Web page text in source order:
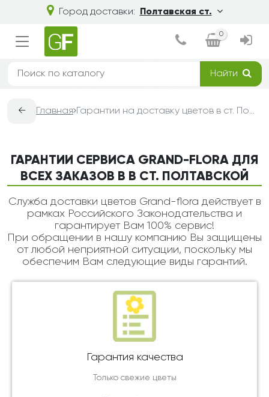
Город доставки: Полтавская ст.
0
Найти
← Главная Гарантии на доставку цветов в ст. Полтавской — Grand-Flora
ГАРАНТИИ СЕРВИСА GRAND-FLORA ДЛЯ
ВСЕХ ЗАКАЗОВ В В СТ. ПОЛТАВСКОЙ
Служба доставки цветов Grand-flora действует в
рамках Российского Законодательства и
гарантирует Вам 100% сервис!
При обращении в нашу компанию Вы защищены
от любой неприятной ситуации, поскольку мы
обеспечим Вам следующие виды гарантий.
Гарантия качества
Только свежие цветы